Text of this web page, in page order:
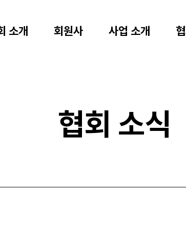
소개 회원사 사업 소개
협회 소식